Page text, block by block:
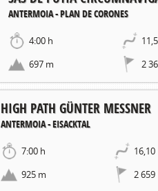
ANTERMOIA - PLAN DE CORONES
4:00 h
697 m
2
HIGH PATH GÜNTER MESSNER
ANTERMOIA - EISACKTAL
7:00 h
925 m
2 659